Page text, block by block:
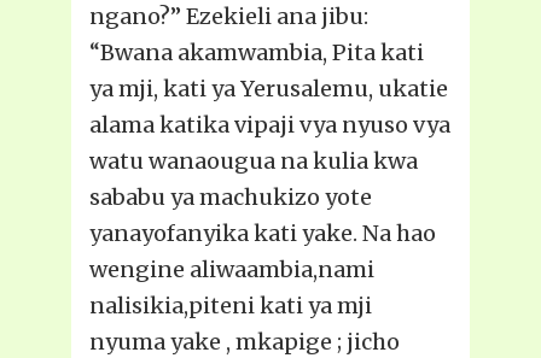
ngano?” Ezekieli ana jibu:
“Bwana akamwambia, Pita kati
ya mji, kati ya Yerusalemu, ukatie
alama katika vipaji vya nyuso vya
watu wanaougua na kulia kwa
sababu ya machukizo yote
yanayofanyika kati yake. Na hao
wengine aliwaambia,nami
nalisikia,piteni kati ya mji
nyuma yake , mkapige ; jicho